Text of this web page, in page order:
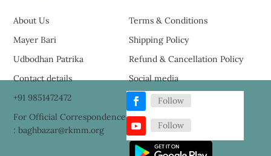
About Us
Mayer Bari
Udbodhan Patrika
Terms & Conditions
Shipping Policy
Refund & Cancellation Policy
Contact details
+91 9851472472
For Official Correspondence
: baghbazar@rkmm.org
Social media
Follow
Follow